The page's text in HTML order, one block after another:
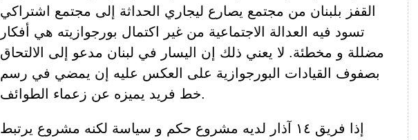
القفز بلبنان من مجتمع يصارع ليجاري الحداثة إلى مجتمع اشتراكي
تسود فيه العدالة الاجتماعية من غير اكتمال بورجوازيته هي أفكار
مضللة و مخطئة. لا يعني ذلك إن اليسار في لبنان مدعو إلى الالتحاق
بصفوف القيادات البورجوازية على العكس عليه إن يمضي في رسم
خط فريد يميزه عن زعماء الطوائف.
إذا فريق ١٤ آذار لديه مشروع حكم و سياسة لكنه مشروع يرتبط